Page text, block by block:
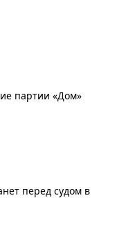
партии «Дом»
перед судом в